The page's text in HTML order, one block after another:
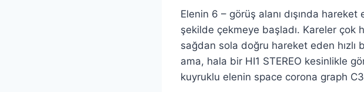
Elenin 6 – görüş alanı dışında
şekilde çekmeye başladı. Kareler çok
sağdan sola doğru hareket eden hızlı
ama, hala bir HI1 STEREO kesinlikle
kuyruklu elenin space corona graph